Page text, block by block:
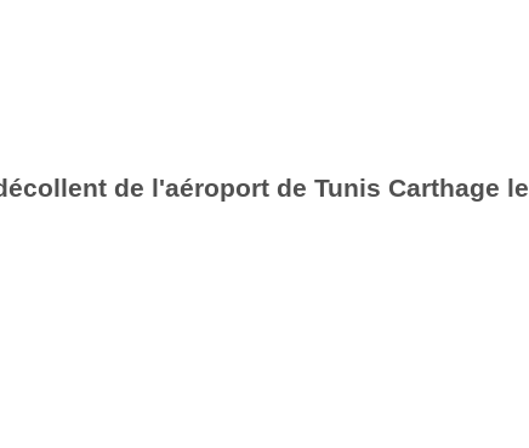
de l'aéroport de Tunis Carthage le